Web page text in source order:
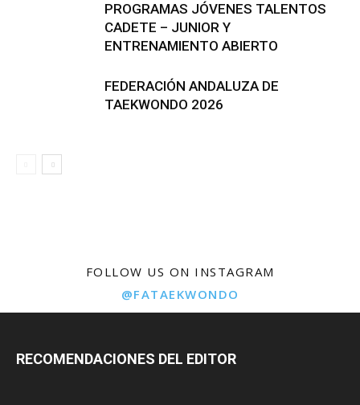
PROGRAMAS JÓVENES TALENTOS
CADETE – JUNIOR Y
ENTRENAMIENTO ABIERTO
FEDERACIÓN ANDALUZA DE
TAEKWONDO 2026
FOLLOW US ON INSTAGRAM
@FATAEKWONDO
RECOMENDACIONES DEL EDITOR